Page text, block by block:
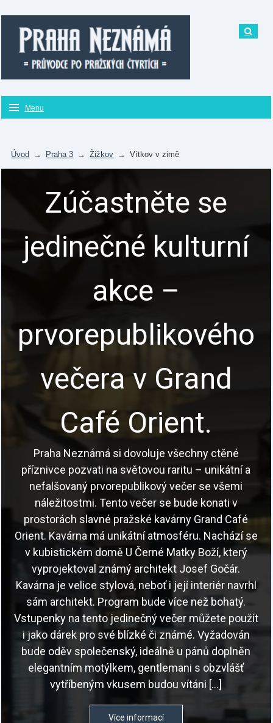
Menu
Úvod → Praha 3 → Žižkov → Vítkov v zimě
Zúčastněte se
jedinečné kulturní
akce –
prvorepublikového
večera v Grand
Café Orient.
Praha Neznámá si dovoluje všechny ctěné
příznivce pozvati na světovou raritu – unikátní a
nefalšovaný prvorepublikový večer se všemi
náležitostmi. Tento večer se bude konati v
prostorách slavné pražské kavárny Grand Café
Orient. Kavárna má unikátní atmosféru. Nachází se
v kubistickém domě U Černé Matky Boží, který
vyprojektoval známý architekt Josef Gočár.
Kavárna je velice stylová, neboť i její interiér navrhl
sám architekt. Program bude více než bohatý.
Vstupenky na tento jedinečný večer můžete použít
i jako dárek pro své blízké či známé. Vyžadován
bude oděv společenský, ideálně u pánů doplněn
elegantním motýlkem, gentlemani s obzvlášť
vytříbeným vkusem budou vítáni […]
Více informací